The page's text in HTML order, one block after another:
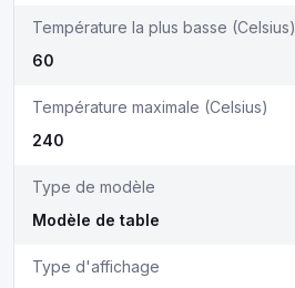
Température la plus basse (Celsius)
60
Température maximale (Celsius)
240
Type de modèle
Modèle de table
Type d'affichage